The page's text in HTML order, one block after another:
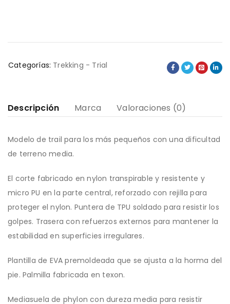
Categorías: Trekking - Trial
Descripción Marca Valoraciones (0)
Modelo de trail para los más pequeños con una dificultad
de terreno media.
El corte fabricado en nylon transpirable y resistente y
micro PU en la parte central, reforzado con rejilla para
proteger el nylon. Puntera de TPU soldado para resistir los
golpes. Trasera con refuerzos externos para mantener la
estabilidad en superficies irregulares.
Plantilla de EVA premoldeada que se ajusta a la horma del
pie. Palmilla fabricada en texon.
Mediasuela de phylon con dureza media para resistir